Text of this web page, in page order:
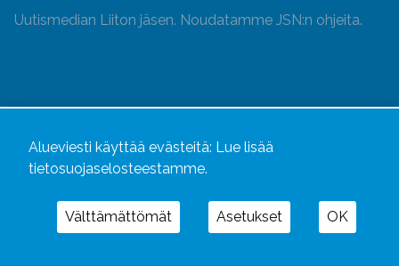
Uutismedian Liiton jäsen. Noudatamme JSN:n ohjeita.
Alueviesti käyttää evästeitä: Lue lisää
tietosuojaselosteestamme.
Välttämättömät Asetukset OK